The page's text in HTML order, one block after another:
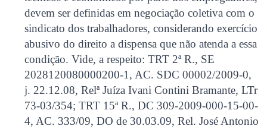
devem ser definidas em negociação coletiva com o
sindicato dos trabalhadores, considerando exercício
abusivo do direito a dispensa que não atenda a essa
condição. Vide, a respeito: TRT 2ª R., SE
2028120080000200-1, AC. SDC 00002/2009-0,
j. 22.12.08, Relª Juíza Ivani Contini Bramante, LTr
73-03/354; TRT 15ª R., DC 309-2009-000-15-00-
4, AC. 333/09, DO de 30.03.09, Rel. José Antonio